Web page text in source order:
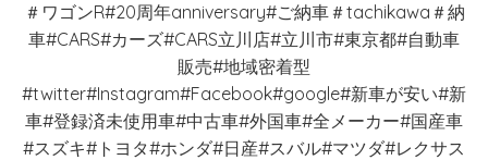
＃ワゴンR#20周年anniversary#ご納車＃tachikawa＃納
車#CARS#カーズ#CARS立川店#立川市#東京都#自動車
販売#地域密着型
#twitter#Instagram#Facebook#google#新車が安い#新
車#登録済未使用車#中古車#外国車#全メーカー#国産車
#スズキ#トヨタ#ホンダ#日産#スバル#マツダ#レクサス